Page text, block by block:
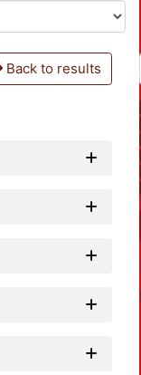
Back to results